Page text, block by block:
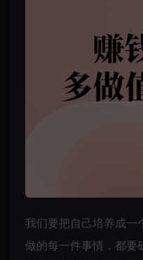
我们要把自己培养成一
做的每一件事情，都要